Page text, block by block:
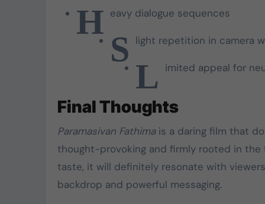
H eavy dialogue sequences
S light repetition in camera
L imited appeal for
Final Thoughts
Paramasivan Fathimais a daring film that
thought-provoking and firmly rooted in the
taste, it will definitely resonate with
backdrop and powerful messaging.